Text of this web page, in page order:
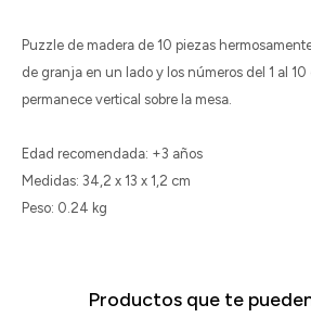
Puzzle de madera de 10 piezas
de granja en un lado y los números del 1 al 10
permanece vertical sobre la mesa.
Edad recomendada: +3 años
Medidas: 34,2 x 13 x 1,2 cm
Peso: 0.24 kg
Productos que te